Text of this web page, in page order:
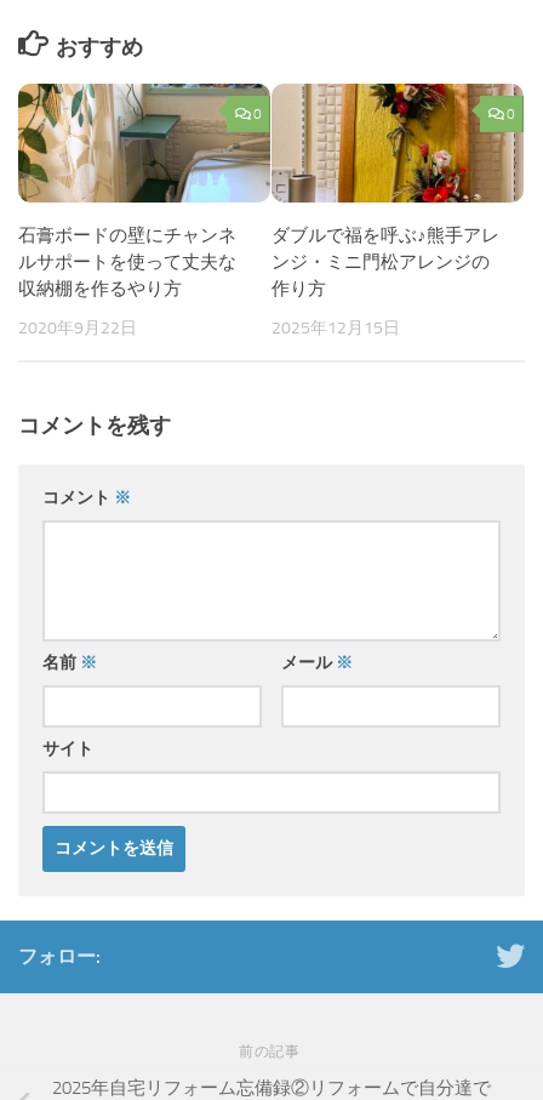
おすすめ
0
石膏ボードの壁にチャンネ
ルサポートを使って丈夫な
収納棚を作るやり方
2020年9月22日
0
ダブルで福を呼ぶ♪熊手アレ
ンジ・ミニ門松アレンジの
作り方
2025年12月15日
コメントを残す
コメント ※
名前 ※ メール ※
サイト
フォロー:
前の記事
2025年自宅リフォーム忘備録②リフォームで自分達で